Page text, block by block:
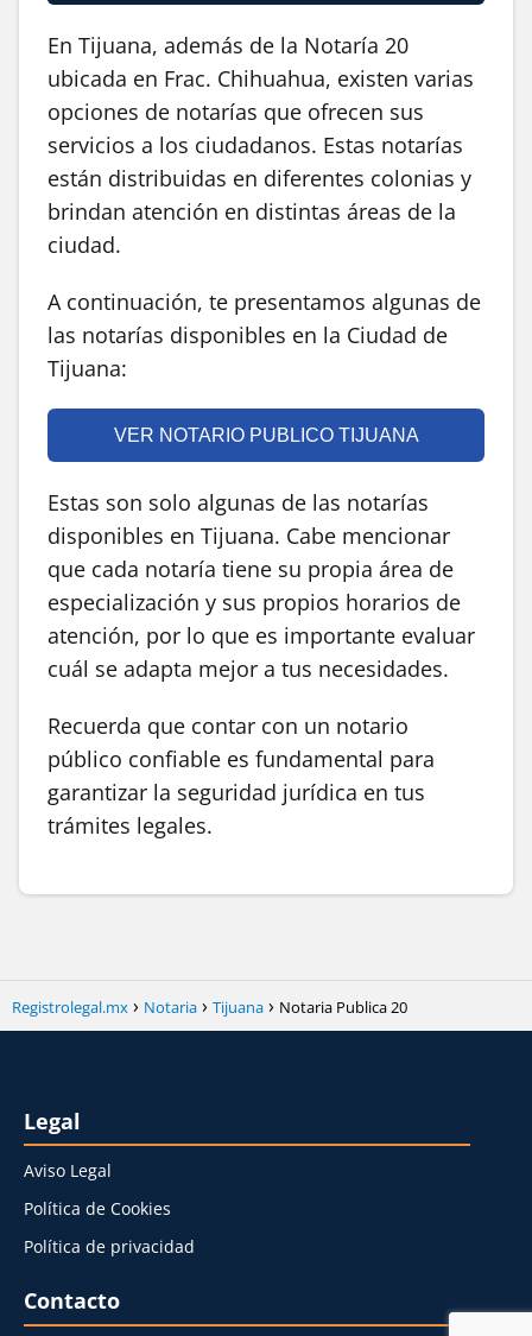
En Tijuana, además de la Notaría 20
ubicada en Frac. Chihuahua, existen varias
opciones de notarías que ofrecen sus
servicios a los ciudadanos. Estas notarías
están distribuidas en diferentes colonias y
brindan atención en distintas áreas de la
ciudad.
A continuación, te presentamos algunas de
las notarías disponibles en la Ciudad de
Tijuana:
VER NOTARIO PUBLICO TIJUANA
Estas son solo algunas de las notarías
disponibles en Tijuana. Cabe mencionar
que cada notaría tiene su propia área de
especialización y sus propios horarios de
atención, por lo que es importante evaluar
cuál se adapta mejor a tus necesidades.
Recuerda que contar con un notario
público confiable es fundamental para
garantizar la seguridad jurídica en tus
trámites legales.
Registrolegal.mx Notaria Tijuana Notaria Publica 20
Legal
Aviso Legal
Política de Cookies
Política de privacidad
Contacto